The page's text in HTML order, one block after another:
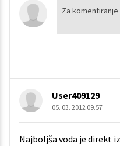
User409129
05. 03. 2012 09.57
Najboljša voda je direkt